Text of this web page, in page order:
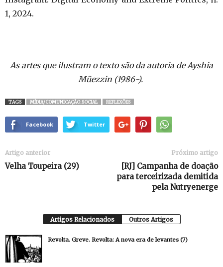
1, 2024.
As artes que ilustram o texto são da autoria deAyshia
Müezzin (1986-).
TAGS MÍDIA/COMUNICAÇÃO_SOCIAL REFLEXÕES
Facebook Twitter
Artigo anterior
Velha Toupeira (29)
Próximo artigo
[RJ] Campanha de doação
para terceirizada demitida
pela Nutryenerge
Artigos Relacionados Outros Artigos
Revolta. Greve. Revolta: A nova era de levantes (7)